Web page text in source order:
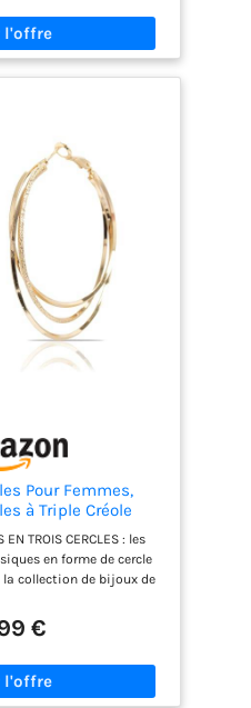
occasion spéciale.
et charmante Matériau
longue et confortable
la taille des créoles
veuillez vous référer aux
vérifié si les clients ne
fermeture. Ces créoles
légères pour être
toute la
dorées tendance
aux filles ou aux femmes
portées en un clin d'œil
Nous emballons
d'or ronds dans une
un anniversaire de
la fête des mères,
être pas coûteux, mais il
client : si vous avez
avec le set de
or, n'hésitez pas à nous
répondrons dans les 24
également les solutions
Pour Femmes,
à Triple Créole
EN TROIS CERCLES : les
en forme de cercle
collection de bijoux de
sur les autres, ce qui
des boucles d'oreilles.
fabriquées en alliage
supérieure, sans nickel,
€